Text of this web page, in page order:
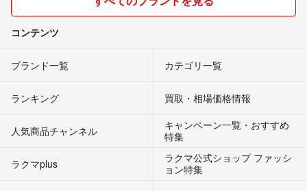
コンテンツ
ブランド一覧 カテゴリ一覧
ランキング 買取・相場価格情報
人気商品チャンネル
キャンペーン一覧・おすすめ
特集
ラクマplus
ラクマ公式ショップ ファッシ
ョン特集